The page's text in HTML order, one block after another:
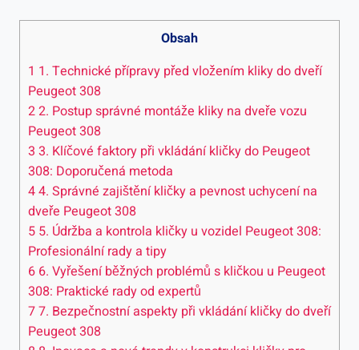
Obsah
1 1. Technické přípravy před vložením ⁤kliky do dveří⁣
Peugeot⁣ 308
22. Postup správné montáže kliky na dveře vozu
Peugeot 308
3 3. Klíčové faktory při vkládání kličky do Peugeot
308: Doporučená metoda
44. Správné⁢ zajištění kličky a pevnost uchycení na
dveře Peugeot 308
5 5.⁢ Údržba a kontrola​ kličky u vozidel ⁤Peugeot ⁣308:
Profesionální rady a tipy
6 6. Vyřešení běžných ‌problémů s kličkou u Peugeot
308: Praktické​ rady od expertů
77. Bezpečnostní aspekty při vkládání kličky ⁢do⁢ dveří
Peugeot ‍308